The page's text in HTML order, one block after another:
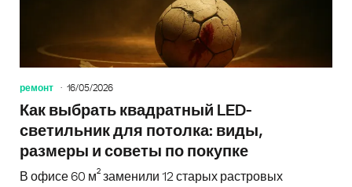
ремонт 16/05/2026
Как выбрать квадратный LED-
светильник для потолка: виды,
размеры и советы по покупке
В офисе 60 м² заменили 12 старых растровых